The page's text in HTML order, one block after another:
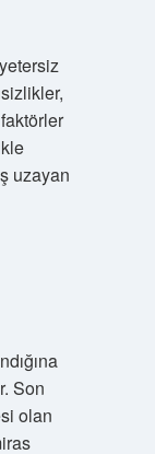
uzayan
Son
olan